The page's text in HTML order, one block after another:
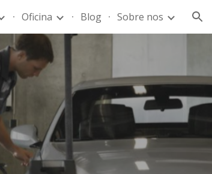
Oficina Blog Sobre nos